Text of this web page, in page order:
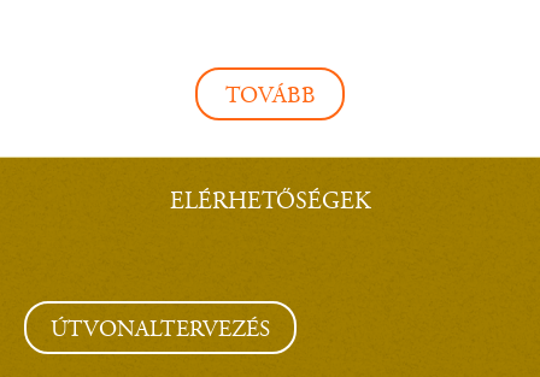
TOVÁBB
ELÉRHETŐSÉGEK
ÚTVONALTERVEZÉS